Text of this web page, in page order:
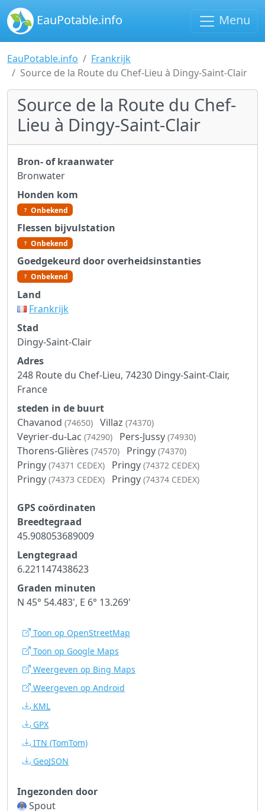
EauPotable.info Menu
EauPotable.info
Frankrijk
Source de la Route du Chef-Lieu à Dingy-Saint-Clair
Source de la Route du Chef-
Lieu à Dingy-Saint-Clair
Bron- of kraanwater
Bronwater
Honden kom
Onbekend
Flessen bijvulstation
Onbekend
Goedgekeurd door overheidsinstanties
Onbekend
Land
Frankrijk
Stad
Dingy-Saint-Clair
Adres
248 Route du Chef-Lieu, 74230 Dingy-Saint-Clair,
France
steden in de buurt
Chavanod (74650) Villaz (74370)
Veyrier-du-Lac (74290) Pers-Jussy (74930)
Thorens-Glières (74570) Pringy (74370)
Pringy (74371 CEDEX) Pringy (74372 CEDEX)
Pringy (74373 CEDEX) Pringy (74374 CEDEX)
GPS coördinaten
Breedtegraad
45.908053689009
Lengtegraad
6.221147438623
Graden minuten
N 45° 54.483', E 6° 13.269'
Toon op OpenStreetMap
Toon op Google Maps
Weergeven op Bing Maps
Weergeven op Android
KML
GPX
ITN (TomTom)
GeoJSON
Ingezonden door
Spout